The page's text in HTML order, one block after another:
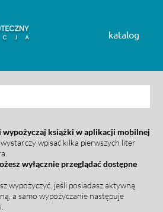
katalog
wypożyczaj książki w aplikacji mobilnej
wpisać kilka pierwszych liter
wyłącznie przeglądać dostępne
wypożyczyć, jeśli posiadasz aktywną
a samo wypożyczanie następuje